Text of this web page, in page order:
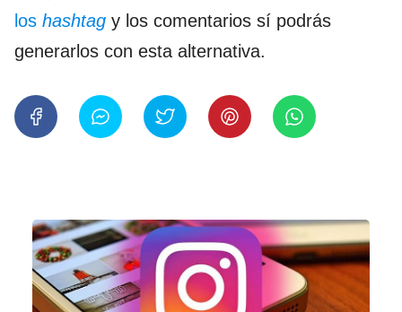
los hashtag y los comentarios sí podrás
generarlos con esta alternativa.